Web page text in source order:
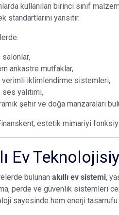
kullanılan birinci sınıf
standartlarını yansıtır.
salonlar,
ankastre mutfaklar,
verimli iklimlendirme sistemleri,
ses yalıtımı,
şehir ve doğa manzaraları
estetik mimariyi
Ev
bulunan akıllı ev sistemi,
perde ve güvenlik sistemleri
sayesinde hem enerji tasarrufu